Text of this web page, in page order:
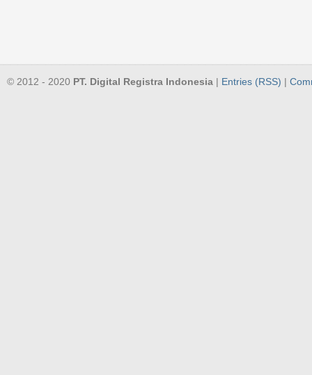
© 2012 - 2020 PT. Digital Registra Indonesia | Entries (RSS) |